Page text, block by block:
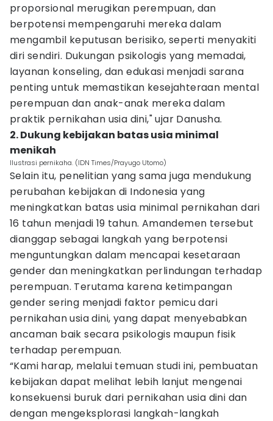
proporsional merugikan perempuan, dan
berpotensi mempengaruhi mereka dalam
mengambil keputusan berisiko, seperti menyakiti
diri sendiri. Dukungan psikologis yang memadai,
layanan konseling, dan edukasi menjadi sarana
penting untuk memastikan kesejahteraan mental
perempuan dan anak-anak mereka dalam
praktik pernikahan usia dini," ujar Danusha.
2. Dukung kebijakan batas usia minimal
menikah
Ilustrasi pernikaha. (IDN Times/Prayugo Utomo)
Selain itu, penelitian yang sama juga mendukung
perubahan kebijakan di Indonesia yang
meningkatkan batas usia minimal pernikahan dari
16 tahun menjadi 19 tahun. Amandemen tersebut
dianggap sebagai langkah yang berpotensi
menguntungkan dalam mencapai kesetaraan
gender dan meningkatkan perlindungan terhadap
perempuan. Terutama karena ketimpangan
gender sering menjadi faktor pemicu dari
pernikahan usia dini, yang dapat menyebabkan
ancaman baik secara psikologis maupun fisik
terhadap perempuan.
“Kami harap, melalui temuan studi ini, pembuatan
kebijakan dapat melihat lebih lanjut mengenai
konsekuensi buruk dari pernikahan usia dini dan
dengan mengeksplorasi langkah-langkah